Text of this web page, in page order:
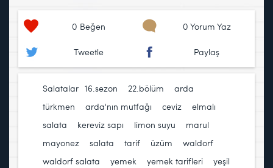
0 Beğen 0 Yorum Yaz
Tweetle Paylaş
Salatalar 16.sezon 22.bölüm
arda
türkmen
arda'nın mutfağı ceviz
elmalı
salata
kereviz sapı limon suyu marul
mayonez
salata tarif üzüm waldorf
waldorf salata
yemek yemek tarifleri
yeşil